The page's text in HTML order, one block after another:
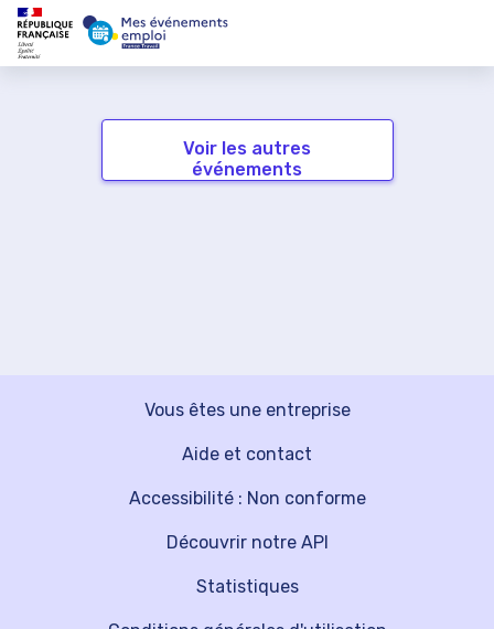
Voir les autres
événements
Vous êtes une entreprise
Découvrir notre API
Aide et contact
Statistiques
Accessibilité : Non conforme